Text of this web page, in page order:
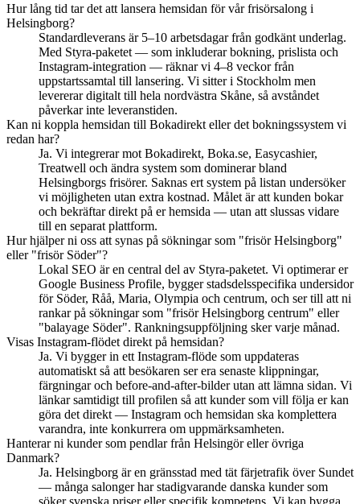
Hur lång tid tar det att lansera hemsidan för vår frisörsalong i
Helsingborg?
Standardleverans är 5–10 arbetsdagar från godkänt underlag.
Med Styra-paketet — som inkluderar bokning, prislista och
Instagram-integration — räknar vi 4–8 veckor från
uppstartssamtal till lansering. Vi sitter i Stockholm men
levererar digitalt till hela nordvästra Skåne, så avståndet
påverkar inte leveranstiden.
Kan ni koppla hemsidan till Bokadirekt eller det bokningssystem vi
redan har?
Ja. Vi integrerar mot Bokadirekt, Boka.se, Easycashier,
Treatwell och ändra system som dominerar bland
Helsingborgs frisörer. Saknas ert system på listan undersöker
vi möjligheten utan extra kostnad. Målet är att kunden bokar
och bekräftar direkt på er hemsida — utan att slussas vidare
till en separat plattform.
Hur hjälper ni oss att synas på sökningar som "frisör Helsingborg"
eller "frisör Söder"?
Lokal SEO är en central del av Styra-paketet. Vi optimerar er
Google Business Profile, bygger stadsdelsspecifika undersidor
för Söder, Råå, Maria, Olympia och centrum, och ser till att ni
rankar på sökningar som "frisör Helsingborg centrum" eller
"balayage Söder". Rankningsuppföljning sker varje månad.
Visas Instagram-flödet direkt på hemsidan?
Ja. Vi bygger in ett Instagram-flöde som uppdateras
automatiskt så att besökaren ser era senaste klippningar,
färgningar och before-and-after-bilder utan att lämna sidan. Vi
länkar samtidigt till profilen så att kunder som vill följa er kan
göra det direkt — Instagram och hemsidan ska komplettera
varandra, inte konkurrera om uppmärksamheten.
Hanterar ni kunder som pendlar från Helsingör eller övriga
Danmark?
Ja. Helsingborg är en gränsstad med tät färjetrafik över Sundet
— många salonger har stadigvarande danska kunder som
söker svenska priser eller specifik kompetens. Vi kan bygga